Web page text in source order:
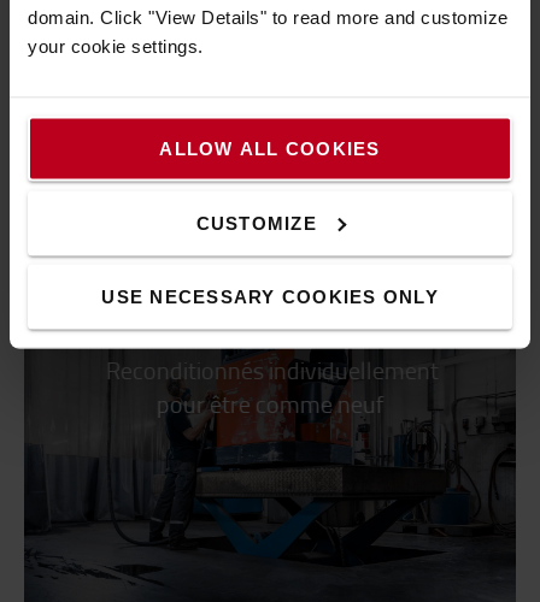
domain. Click "View Details" to read more and customize
your cookie settings.
ALLOW ALL COOKIES
CUSTOMIZE
USE NECESSARY COOKIES ONLY
Reconditionnés individuellement
pour être comme neuf